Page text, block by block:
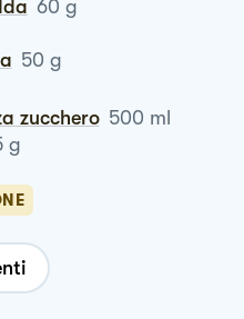
60 g
50 g
zucchero 500 ml
g